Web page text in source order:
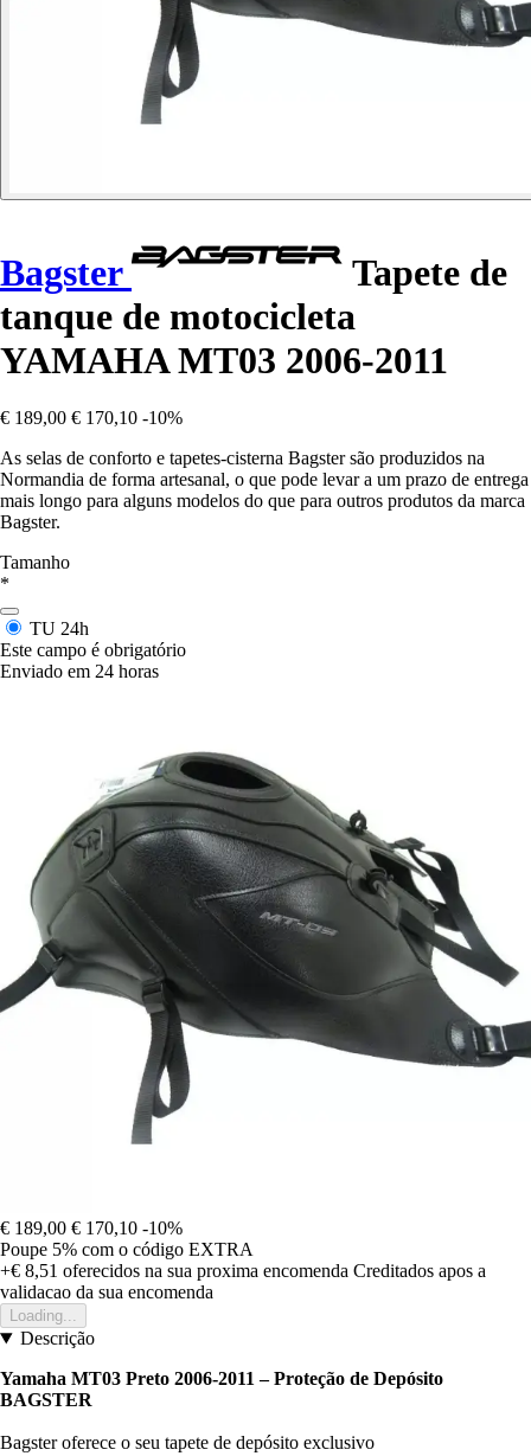
Bagster
Tapete de
tanque de motocicleta
YAMAHA MT03 2006-2011
€ 189,00 € 170,10 -10%
As selas de conforto e tapetes-cisterna Bagster são produzidos na
Normandia de forma artesanal, o que pode levar a um prazo de entrega
mais longo para alguns modelos do que para outros produtos da marca
Bagster.
Tamanho
*
TU 24h
Este campo é obrigatório
Enviado em 24 horas
€ 189,00 € 170,10 -10%
Poupe 5% com o código EXTRA
+€ 8,51 oferecidos na sua proxima encomenda Creditados apos a
validacao da sua encomenda
Loading...
Descrição
Yamaha MT03 Preto 2006-2011 – Proteção de Depósito
BAGSTER
Bagster oferece o seu tapete de depósito exclusivo